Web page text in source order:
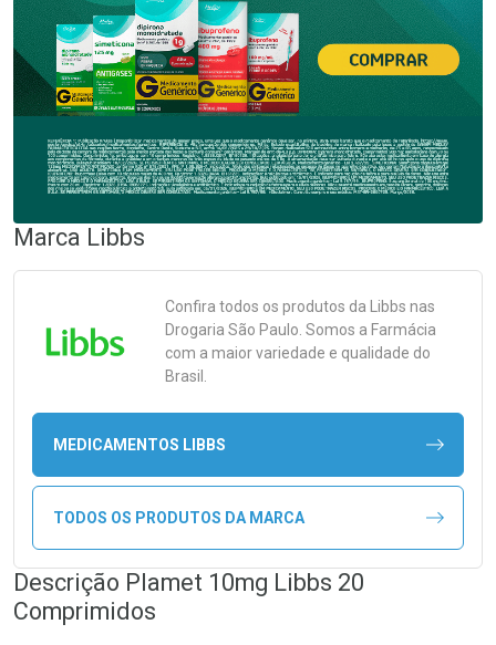
Marca Libbs
Confira todos os produtos da Libbs nas
Drogaria São Paulo. Somos a Farmácia
com a maior variedade e qualidade do
Brasil.
MEDICAMENTOS LIBBS
TODOS OS PRODUTOS DA MARCA
Descrição Plamet 10mg Libbs 20
Comprimidos